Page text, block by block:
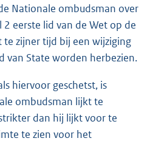
Nationale ombudsman over
eerste lid van de Wet op de
te zijner tijd bij een wijziging
van State worden herbezien.
hiervoor geschetst, is
ombudsman lijkt te
dan hij lijkt voor te
te zien voor het